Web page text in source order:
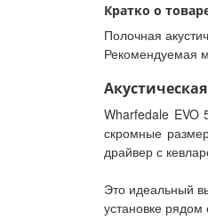
Кратко о
Полочная
Рекомендуемая
Wharfedale EVO
скромные
драйвер с
Это идеальный
установке